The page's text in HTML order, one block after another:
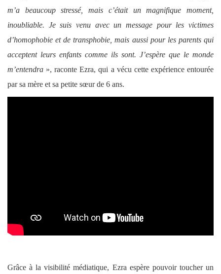
m’a beaucoup stressé, mais c’était un magnifique moment,
inoubliable. Je suis venu avec un message pour les victimes
d’homophobie et de transphobie, mais aussi pour les parents qui
acceptent leurs enfants comme ils sont. J’espère que le monde
m’entendra », raconte Ezra, qui a vécu cette expérience entourée
par sa mère et sa petite sœur de 6 ans.
Grâce à la visibilité médiatique, Ezra espère pouvoir toucher un